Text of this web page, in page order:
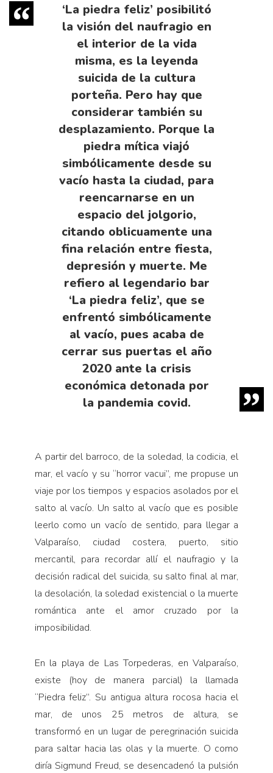
‘La piedra feliz’ posibilitó
la visión del naufragio en
el interior de la vida
misma, es la leyenda
suicida de la cultura
porteña. Pero hay que
considerar también su
desplazamiento. Porque la
piedra mítica viajó
simbólicamente desde su
vacío hasta la ciudad, para
reencarnarse en un
espacio del jolgorio,
citando oblicuamente una
fina relación entre fiesta,
depresión y muerte. Me
refiero al legendario bar
‘La piedra feliz’, que se
enfrentó simbólicamente
al vacío, pues acaba de
cerrar sus puertas el año
2020 ante la crisis
económica detonada por
la pandemia covid.
A partir del barroco, de la soledad, la codicia, el
mar, el vacío y su “horror vacui”, me propuse un
viaje por los tiempos y espacios asolados por el
salto al vacío. Un salto al vacío que es posible
leerlo como un vacío de sentido, para llegar a
Valparaíso, ciudad costera, puerto, sitio
mercantil, para recordar allí el naufragio y la
decisión radical del suicida, su salto final al mar,
la desolación, la soledad existencial o la muerte
romántica ante el amor cruzado por la
imposibilidad.
En la playa de Las Torpederas, en Valparaíso,
existe (hoy de manera parcial) la llamada
“Piedra feliz”. Su antigua altura rocosa hacia el
mar, de unos 25 metros de altura, se
transformó en un lugar de peregrinación suicida
para saltar hacia las olas y la muerte. O como
diría Sigmund Freud, se desencadenó la pulsión